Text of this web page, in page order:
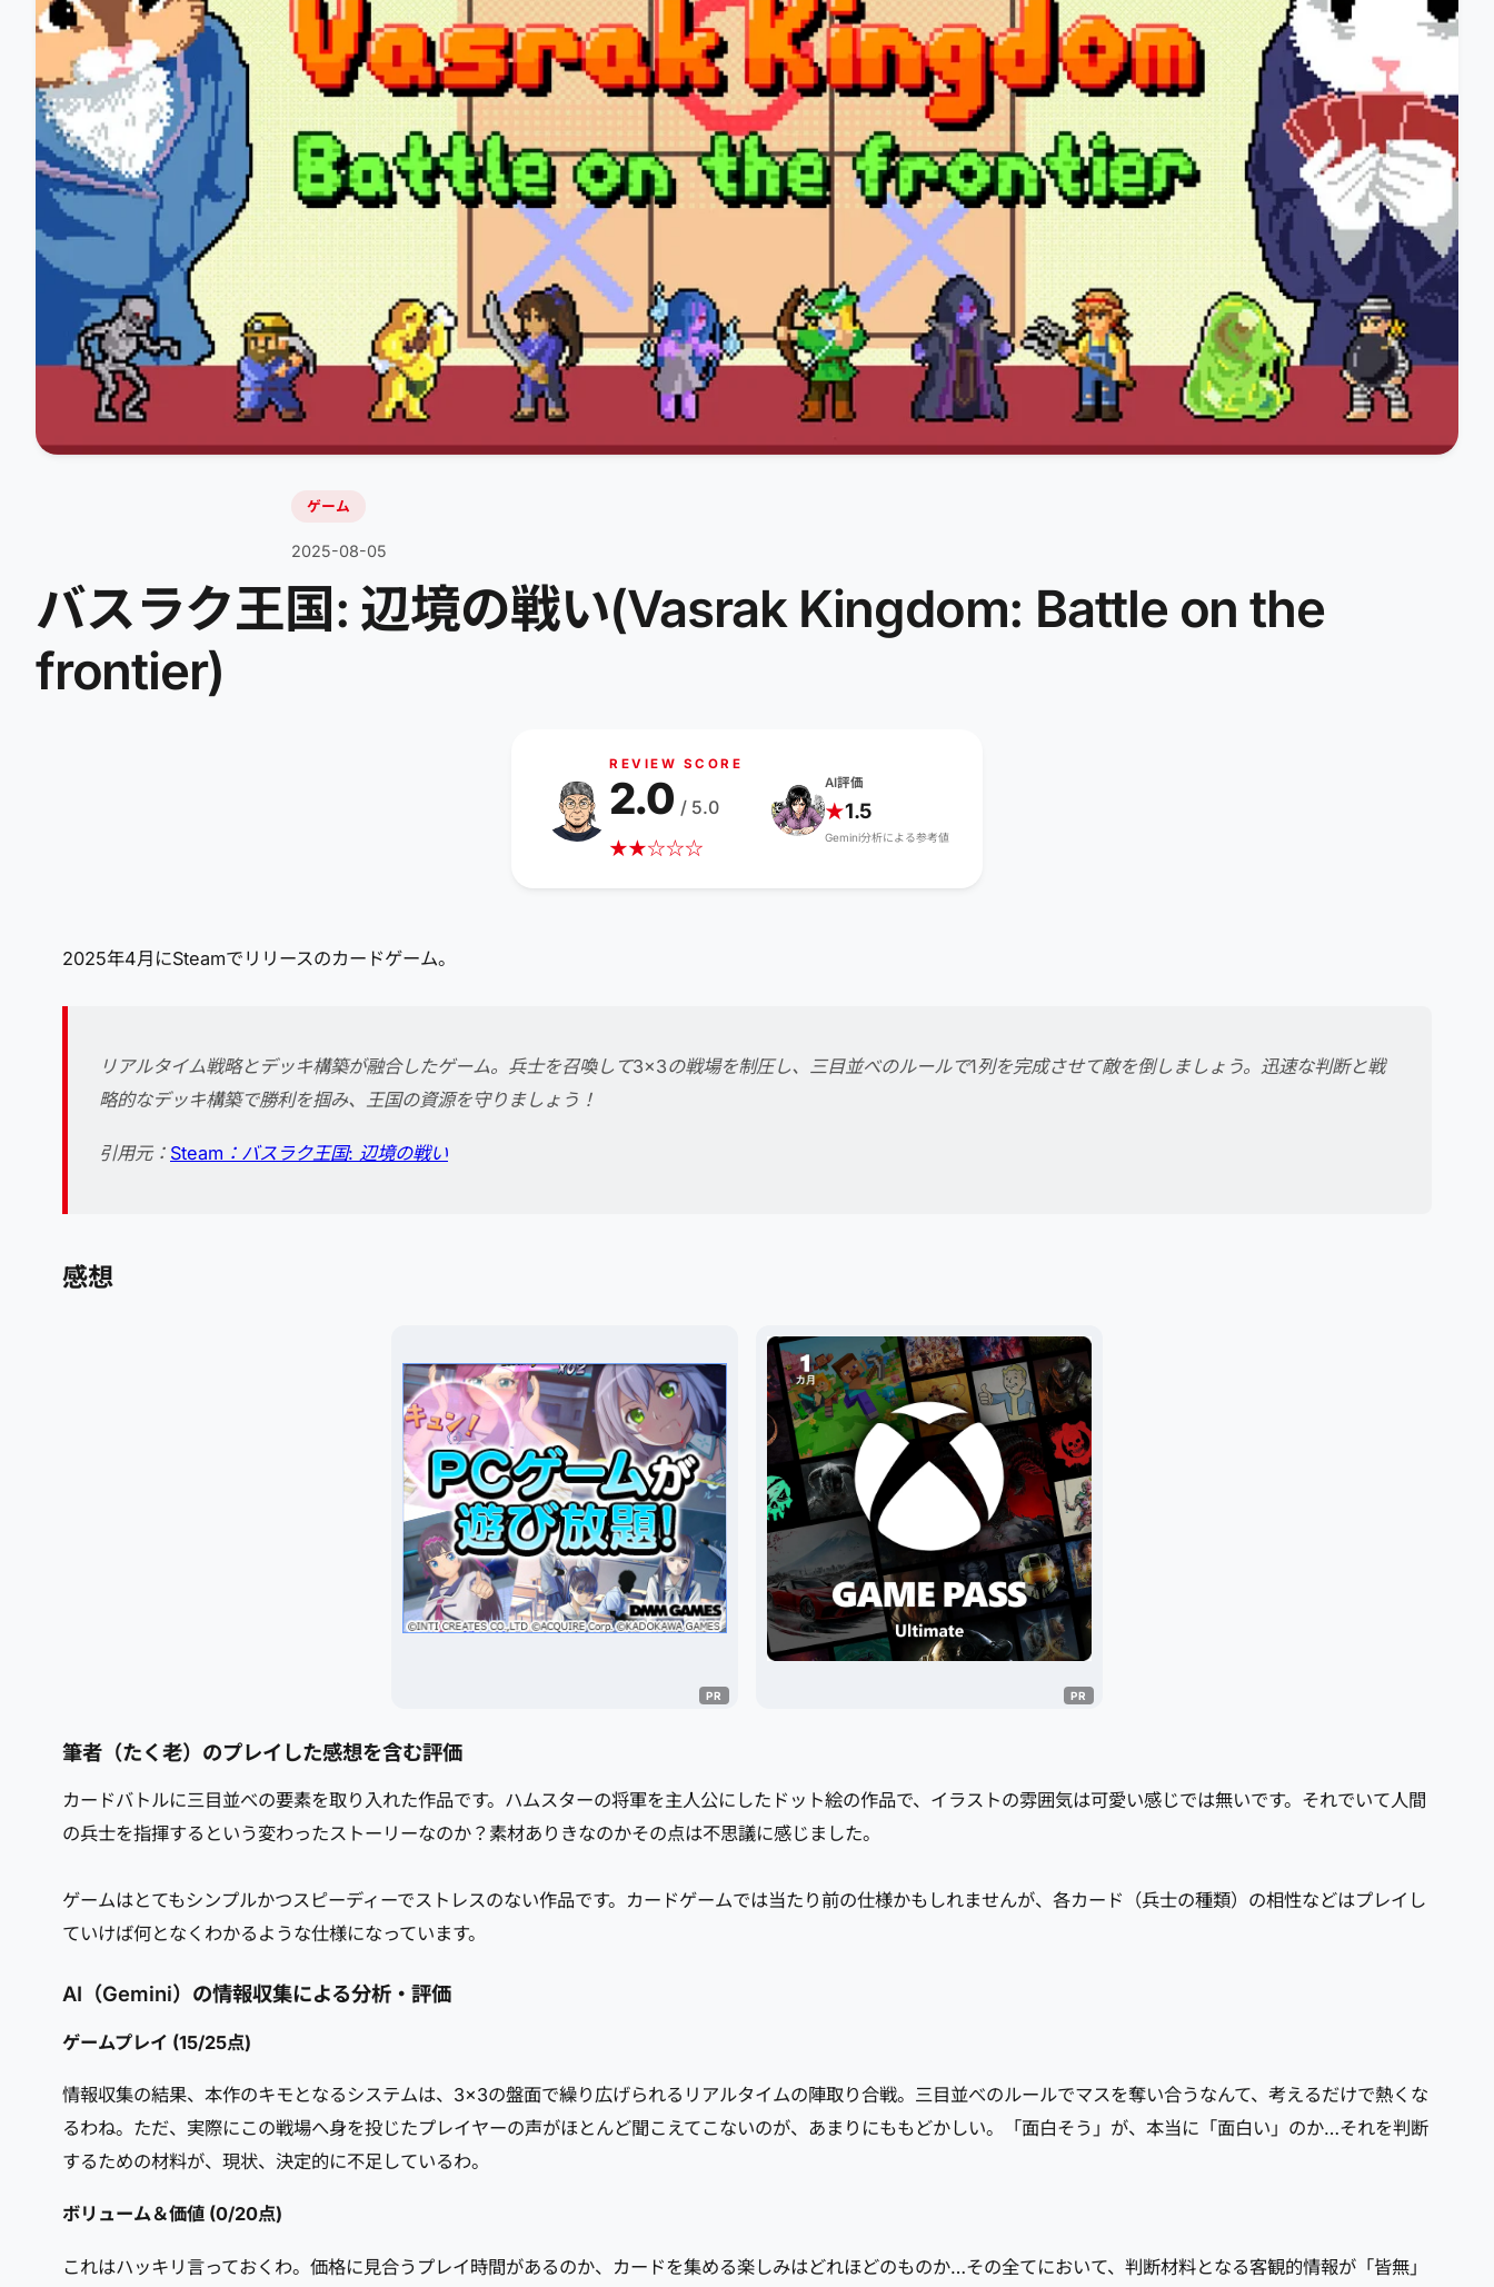
ゲーム
2025-08-05
バスラ​​ク王国: 辺境の戦い(Vasrak Kingdom: Battle on the
frontier)
REVIEW SCORE
★★☆☆☆
2.0 / 5.0
AI評価
★1.5
Gemini分析による参考値
2025年4月にSteamでリリースのカードゲーム。
リアルタイム戦略とデッキ構築が融合したゲーム。兵士を召喚して3×3の戦場を制圧し、三目並べのルールで1列を完成させて敵を倒しましょう。迅速な判断と戦
略的なデッキ構築で勝利を掴み、王国の資源を守りましょう！
引用元： Steam：バスラ​​ク王国: 辺境の戦い
感想
筆者（たく老）のプレイした感想を含む評価
カードバトルに三目並べの要素を取り入れた作品です。ハムスターの将軍を主人公にしたドット絵の作品で、イラストの雰囲気は可愛い感じでは無いです。それでいて人間
の兵士を指揮するという変わったストーリーなのか？素材ありきなのかその点は不思議に感じました。
ゲームはとてもシンプルかつスピーディーでストレスのない作品です。カードゲームでは当たり前の仕様かもしれませんが、各カード（兵士の種類）の相性などはプレイし
ていけば何となくわかるような仕様になっています。
AI（Gemini）の情報収集による分析・評価
ゲームプレイ (15/25点)
情報収集の結果、本作のキモとなるシステムは、3×3の盤面で繰り広げられるリアルタイムの陣取り合戦。三目並べのルールでマスを奪い合うなんて、考えるだけで熱くな
るわね。ただ、実際にこの戦場へ身を投じたプレイヤーの声がほとんど聞こえてこないのが、あまりにももどかしい。「面白そう」が、本当に「面白い」のか…それを判断
するための材料が、現状、決定的に不足しているわ。
ボリューム＆価値 (0/20点)
これはハッキリ言っておくわ。価格に見合うプレイ時間があるのか、カードを集める楽しみはどれほどのものか…その全てにおいて、判断材料となる客観的情報が「皆無」